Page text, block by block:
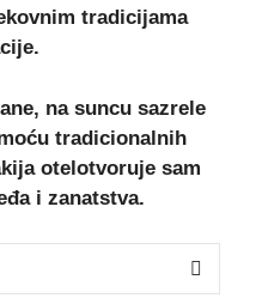
tradicijama
na suncu sazrele
tradicionalnih
otelotvoruje sam
i zanatstva.